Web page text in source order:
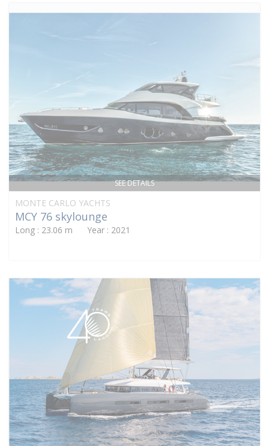
SEE DETAILS
MONTE CARLO YACHTS
MCY 76 skylounge
Long : 23.06 m Year : 2021